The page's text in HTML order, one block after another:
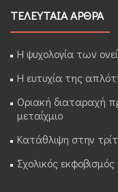
ΤΕΛΕΥΤΑΙΑ ΑΡΘΡΑ
Η ψυχολογία των
Η ευτυχία της
Οριακή διαταραχή
μεταίχμιο
Κατάθλιψη στην
Σχολικός